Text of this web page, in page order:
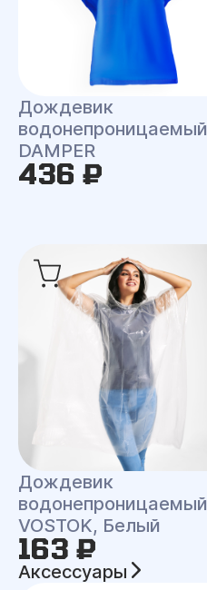
Дождевик
водонепроницаемый
DAMPER
436 ₽
Дождевик
водонепроницаемый
VOSTOK, Белый
163 ₽
Аксессуары